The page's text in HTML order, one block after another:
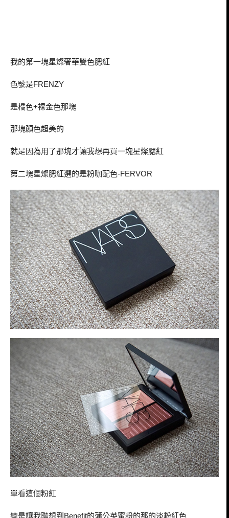
我的第一塊星燦奢華雙色腮紅
色號是FRENZY
是橘色+裸金色那塊
那塊顏色超美的
就是因為用了那塊才讓我想再買一塊星燦腮紅
第二塊星燦腮紅選的是粉咖配色-FERVOR
單看這個粉紅
總是讓我聯想到Benefit的蒲公英蜜粉的那的淡粉紅色